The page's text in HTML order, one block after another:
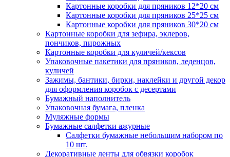
Картонные коробки для пряников 12*20 см
Картонные коробки для пряников 25*25 см
Картонные коробки для пряников 30*20 см
Картонные коробки для зефира, эклеров,
пончиков, пирожных
Картонные коробки для куличей/кексов
Упаковочные пакетики для пряников, леденцов,
куличей
Зажимы, бантики, бирки, наклейки и другой декор
для оформления коробок с десертами
Бумажный наполнитель
Упаковочная бумага, пленка
Муляжные формы
Бумажные салфетки ажурные
Салфетки бумажные небольшим набором по
10 шт.
Декоративные ленты для обвязки коробок